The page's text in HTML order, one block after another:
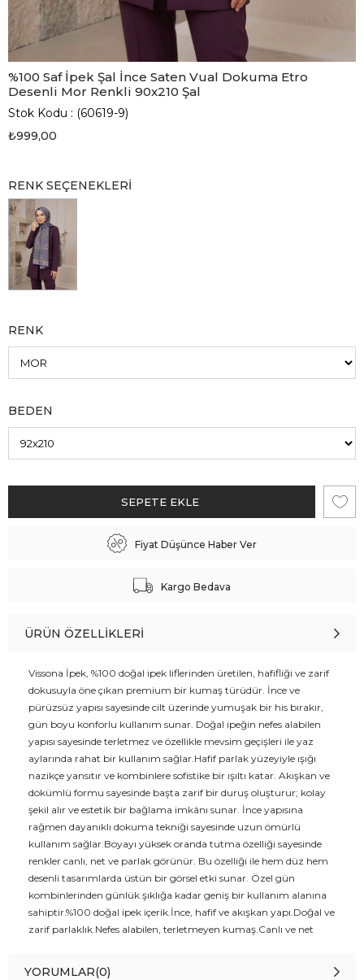
%100 Saf İpek Şal İnce Saten Vual Dokuma Etro
Desenli Mor Renkli 90x210 Şal
Stok Kodu
(60619-9)
₺999,00
RENK SEÇENEKLERI
RENK
BEDEN
Fiyat Düşünce Haber Ver
Kargo Bedava
ÜRÜN ÖZELLIKLERI
Vissona İpek, %100 doğal ipek liflerinden üretilen, hafifliği ve zarif
dokusuyla öne çıkan premium bir kumaş türüdür. İnce ve
pürüzsüz yapısı sayesinde cilt üzerinde yumuşak bir his bırakır,
gün boyu konforlu kullanım sunar. Doğal ipeğin nefes alabilen
yapısı sayesinde terletmez ve özellikle mevsim geçişleri ile yaz
aylarında rahat bir kullanım sağlar.Hafif parlak yüzeyiyle ışığı
nazikçe yansıtır ve kombinlere sofistike bir ışıltı katar. Akışkan ve
dökümlü formu sayesinde başta zarif bir duruş oluşturur; kolay
şekil alır ve estetik bir bağlama imkânı sunar. İnce yapısına
rağmen dayanıklı dokuma tekniği sayesinde uzun ömürlü
kullanım sağlar.Boyayı yüksek oranda tutma özelliği sayesinde
renkler canlı, net ve parlak görünür. Bu özelliği ile hem düz hem
desenli tasarımlarda üstün bir görsel etki sunar. Özel gün
kombinlerinden günlük şıklığa kadar geniş bir kullanım alanına
sahiptir.%100 doğal ipek içerik.İnce, hafif ve akışkan yapı.Doğal ve
zarif parlaklık.Nefes alabilen, terletmeyen kumaş.Canlı ve net
YORUMLAR(0)